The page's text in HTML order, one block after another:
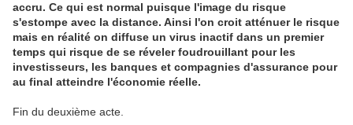
accru. Ce qui est normal puisque l'image du risque
s'estompe avec la distance. Ainsi l'on croit atténuer le risque
mais en réalité on diffuse un virus inactif dans un premier
temps qui risque de se réveler foudrouillant pour les
investisseurs, les banques et compagnies d'assurance pour
au final atteindre l'économie réelle.
Fin du deuxième acte.